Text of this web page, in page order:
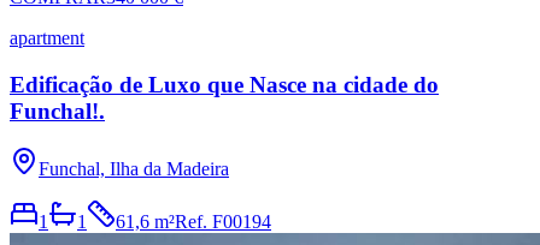
apartment
Edificação de Luxo que Nasce na cidade do
Funchal!.
Funchal, Ilha da Madeira
1 1 61,6 m²Ref. F00194